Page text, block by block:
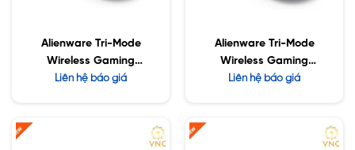
Alienware Tri-Mode
Wireless Gaming
Mouse – AW720M
Liên hệ báo giá
Alienware Tri-Mode
Wireless Gaming
Mouse – AW720M
Liên hệ báo giá